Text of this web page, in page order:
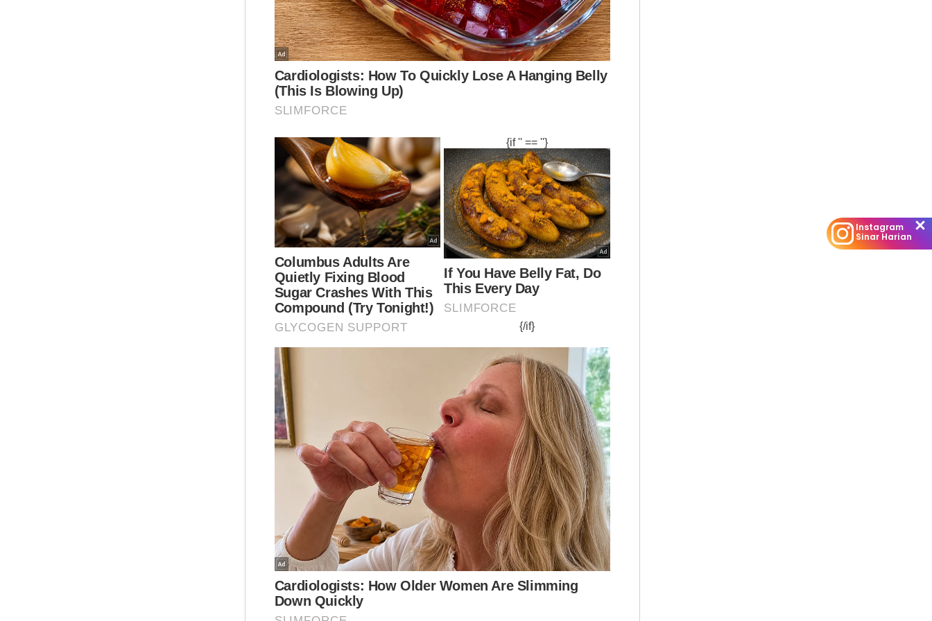
Artikel Berkaitan:
Wanita mati dalam kereta ke Pulau Pinang untuk
bercuti
Mayat berkenaan ditemui orang awam yang melalui
kawasan tersebut kira-kira jam 5.30 petang
Turut ditemui adalah nombor telefon yang
dipercayai milik ahli keluarga salah seorang mangsa
yang diletakkan di bahagian papan pemuka
(dashboard) kereta terbabit.
Kedua-dua mangsa dipercayai berasal dari Negeri
Sembilan dan datang ke Pulau Pinang untuk
bercuti.
Berita Telus & Tulus menerusi
E-Mel setiap hari!
Ikuti Channel rasmi Sinar Harian di WhatsApp
supaya anda tidak terlepas berita-berita terkini
daripada kami. Jom!Klik di sini!
Muat turun aplikasi Sinar Harian.Klik di sini!
Terhidu Gas Helium Punca
Instagram
Sinar Harian